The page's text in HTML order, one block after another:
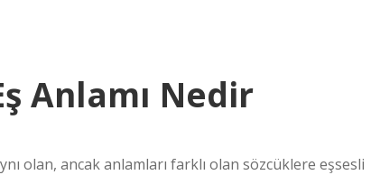
Anlamı Nedir
olan, ancak anlamları farklı olan sözcüklere eşsesli